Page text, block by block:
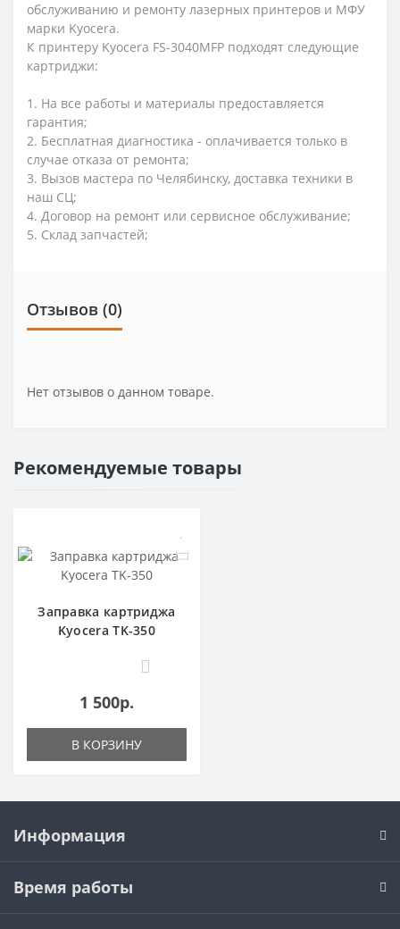
обслуживанию и ремонту лазерных принтеров и МФУ
марки Kyocera.
К принтеру Kyocera FS-3040MFP подходят следующие
картриджи:
1. На все работы и материалы предоставляется
гарантия;
2. Бесплатная диагностика - оплачивается только в
случае отказа от ремонта;
3. Вызов мастера по Челябинску, доставка техники в
наш СЦ;
4. Договор на ремонт или сервисное обслуживание;
5. Склад запчастей;
Отзывов (0)
Нет отзывов о данном товаре.
Рекомендуемые товары
Заправка картриджа
Kyocera TK-350
0
1 500р.
В КОРЗИНУ
Информация
Время работы